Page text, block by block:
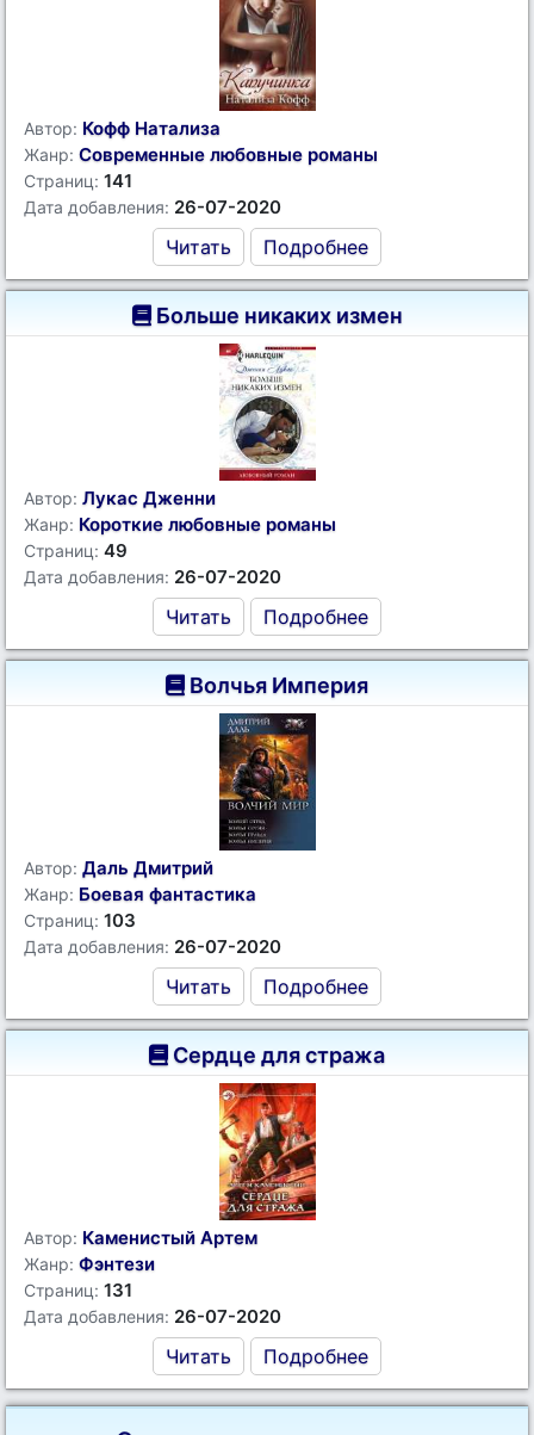
Автор: Кофф Натализа
Жанр: Современные любовные романы
Страниц: 141
Дата добавления: 26-07-2020
Читать Подробнее
Больше никаких измен
Автор: Лукас Дженни
Жанр: Короткие любовные романы
Страниц: 49
Дата добавления: 26-07-2020
Читать Подробнее
Волчья Империя
Автор: Даль Дмитрий
Жанр: Боевая фантастика
Страниц: 103
Дата добавления: 26-07-2020
Читать Подробнее
Сердце для стража
Автор: Каменистый Артем
Жанр: Фэнтези
Страниц: 131
Дата добавления: 26-07-2020
Читать Подробнее